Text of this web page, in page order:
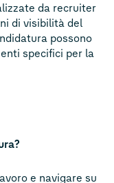
da recruiter
di visibilità del
possono
specifici per la
e navigare su